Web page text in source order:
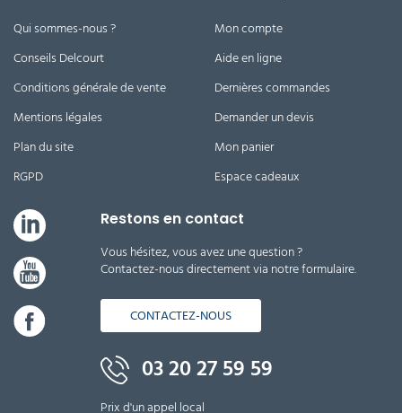
Qui sommes-nous ?
Conseils Delcourt
Conditions générale de vente
Mentions légales
Plan du site
RGPD
Mon compte
Aide en ligne
Dernières commandes
Demander un devis
Mon panier
Espace cadeaux
Restons en contact
Vous hésitez, vous avez une question ?
Contactez-nous directement via notre formulaire.
CONTACTEZ-NOUS
03 20 27 59 59
Prix d'un appel local